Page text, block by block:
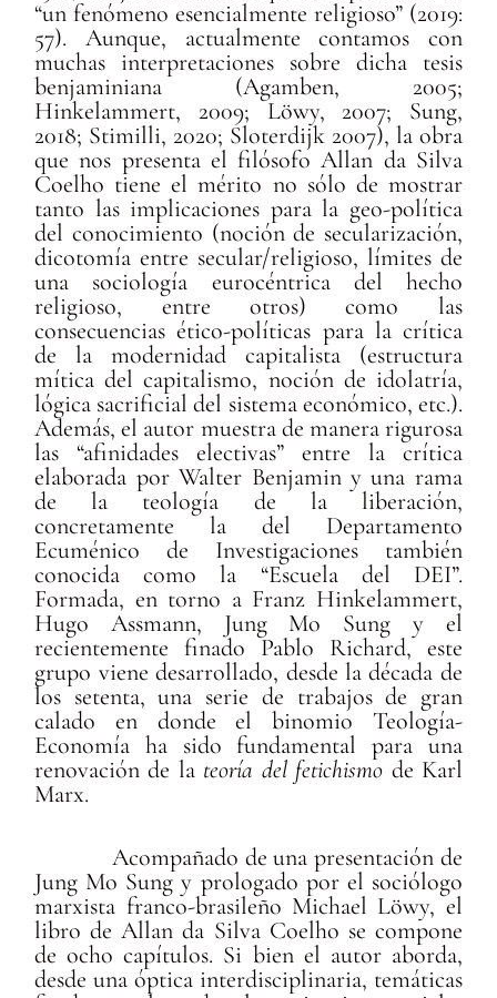
“un fenómeno esencialmente religioso” (2019:
57). Aunque, actualmente contamos con
muchas interpretaciones sobre dicha tesis
benjaminiana (Agamben, 2005;
Hinkelammert, 2009; Löwy, 2007; Sung,
2018; Stimilli, 2020; Sloterdijk 2007), la obra
que nos presenta el filósofo Allan da Silva
Coelho tiene el mérito no sólo de mostrar
tanto las implicaciones para la geo-política
del conocimiento (noción de secularización,
dicotomía entre secular/religioso, límites de
una sociología eurocéntrica del hecho
religioso, entre otros) como las
consecuencias ético-políticas para la crítica
de la modernidad capitalista (estructura
mítica del capitalismo, noción de idolatría,
lógica sacrificial del sistema económico, etc.).
Además, el autor muestra de manera rigurosa
las “afinidades electivas” entre la crítica
elaborada por Walter Benjamin y una rama
de la teología de la liberación,
concretamente la del Departamento
Ecuménico de Investigaciones también
conocida como la “Escuela del DEI”.
Formada, en torno a Franz Hinkelammert,
Hugo Assmann, Jung Mo Sung y el
recientemente finado Pablo Richard, este
grupo viene desarrollado, desde la década de
los setenta, una serie de trabajos de gran
calado en donde el binomio Teología-
Economía ha sido fundamental para una
renovación de la teoría del fetichismo de Karl
Marx.
Acompañado de una presentación de
Jung Mo Sung y prologado por el sociólogo
marxista franco-brasileño Michael Löwy, el
libro de Allan da Silva Coelho se compone
de ocho capítulos. Si bien el autor aborda,
desde una óptica interdisciplinaria, temáticas